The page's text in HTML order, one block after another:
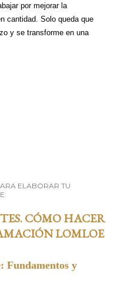
por mejorar la
cantidad. Solo queda que
y se transforme en una
ELABORAR TU
CÓMO HACER
LOMLOE
Fundamentos y